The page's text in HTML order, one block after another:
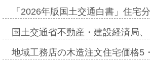
「2026年版国土交通白書」住
国土交通省不動産・建設経済局
地域工務店の木造注文住宅価格